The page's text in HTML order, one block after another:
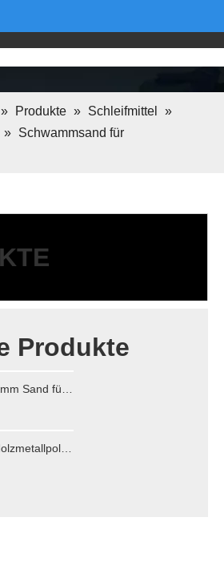
» Produkte » Schleifmittel
»
» Schwammsand für
Produkte